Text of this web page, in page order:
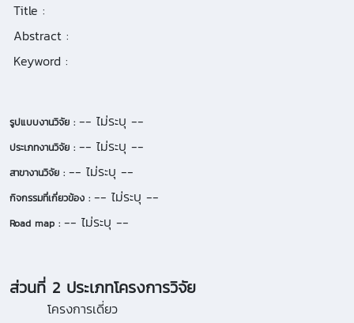
Title :
Abstract :
Keyword :
รูปแบบงานวิจัย : -- ไม่ระบุ --
ประเภทงานวิจัย : -- ไม่ระบุ --
สาขางานวิจัย : -- ไม่ระบุ --
กิจกรรมที่เกี่ยวข้อง : -- ไม่ระบุ --
Road map : -- ไม่ระบุ --
ส่วนที่ 2 ประเภทโครงการวิจัย
โครงการเดี่ยว